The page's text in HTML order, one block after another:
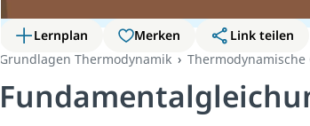
Lernplan Merken
Link teilen
Grundlagen Thermodynamik
Thermodynamische